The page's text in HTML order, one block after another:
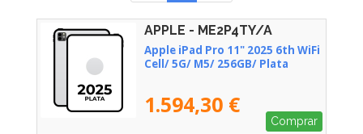
APPLE - ME2P4TY/A
Apple iPad Pro 11" 2025 6th WiFi
Cell/ 5G/ M5/ 256GB/ Plata
1.594,30 €
Comprar